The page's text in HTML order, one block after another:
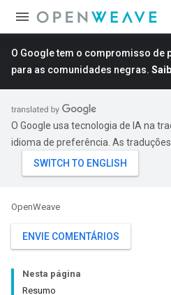
O Google tem o compromisso de
para as comunidades negras.
O Google usa tecnologia de IA na
idioma de preferência. As
OpenWeave
ENVIE COMENTÁRIOS
Nesta página
Resumo